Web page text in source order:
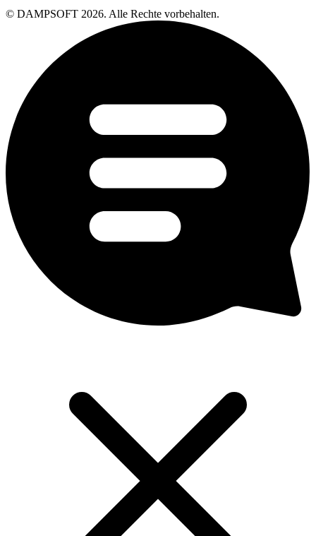
© DAMPSOFT 2026. Alle Rechte vorbehalten.